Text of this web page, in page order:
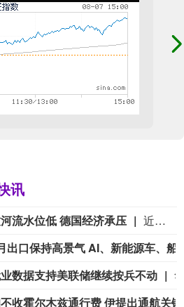
讯
其子称癌细胞已扩散到骨骼外
认证要齐发力
新能源装机规模持续扩大，绿电消费加快增长，我国可再生能源发展正步入“扩量提质、可靠替代”的新阶段。绿电发出来、用起来只是第一步，还要把来源、数量和绿色价值归属搞清楚，让企业的绿色用能得到认可，让绿电资源与产业需求跨区域顺畅对接，也让节能降碳成效更好地转化为市场竞争力。（经济日报）
告折射经济韧性
近期，A股上市公司上半年业绩预告密集披露，为观察中国经济提供了重要窗口。业绩预告显示，预披露上市公司总体经营稳健，在培育新质生产力、积蓄发展新动能方面取得积极成效，彰显了中国经济的韧性与活力。（经济日报）